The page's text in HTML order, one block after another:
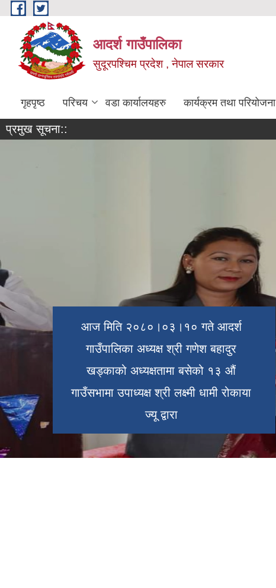
Skip to main content
आदर्श गाउँपालिका
सुदूरपश्चिम प्रदेश , नेपाल सरकार
गृहपृष्ठ परिचय वडा कार्यालयहरु कार्यक्रम तथा परियोजना
प्रमुख सूचना::
आज मिति २०८०।०३।१० गते आदर्श
गाउँपालिका अध्यक्ष श्री गणेश बहादुर
खड्काको अध्यक्षतामा बसेको १३ औं
गाउँसभामा उपाध्यक्ष श्री लक्ष्मी धामी रोकाया
ज्यू द्वारा
अध्यक्ष, उपाध्यक्ष वडा अध्यक्ष र सदस्य सबैलाई
हार्दिक बधाई एवं सफल कार्यकालको
शुभकामना !!